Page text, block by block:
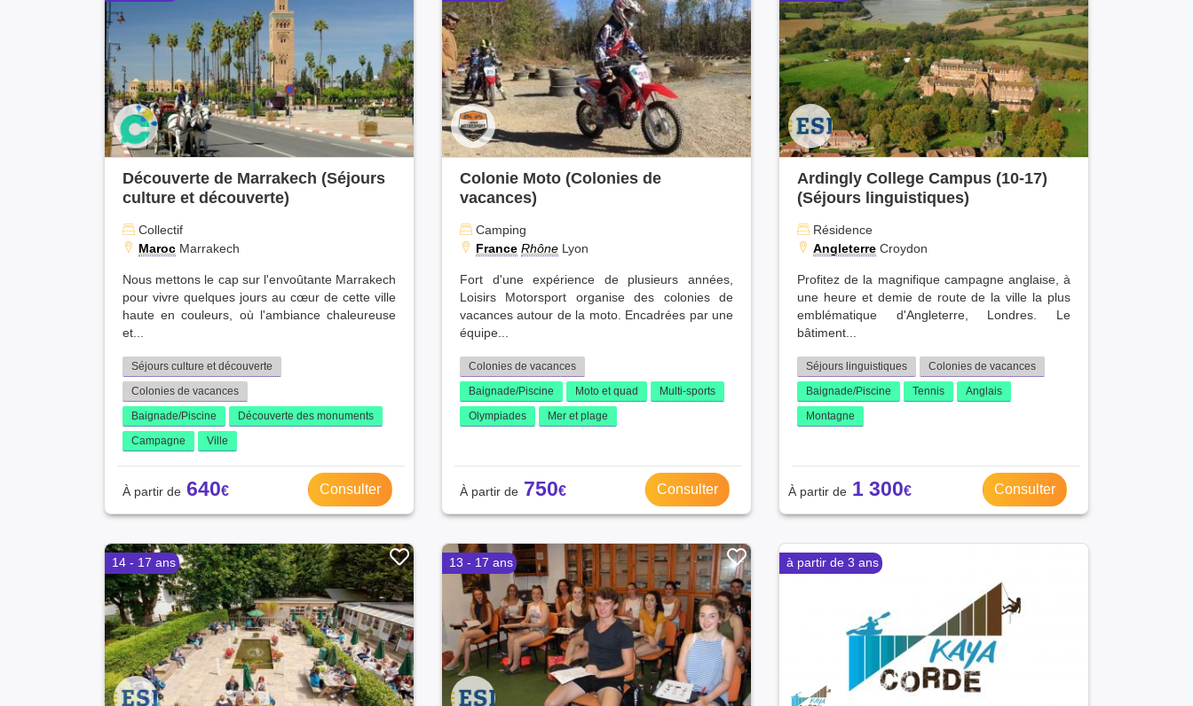
Paris (1)
Vaucluse (1)
Découverte de Marrakech (Séjours
culture et découverte)
Collectif
Maroc Marrakech
Nous mettons le cap sur l'envoûtante Marrakech
pour vivre quelques jours au cœur de cette ville
haute en couleurs, où l'ambiance chaleureuse
et...
Séjours culture et découverte
Colonies de vacances
Baignade/Piscine
Découverte des monuments
Campagne
Ville
640 Consulter
Colonie Moto (Colonies de
vacances)
Camping
France Rhône Lyon
Fort d'une expérience de plusieurs années,
Loisirs Motorsport organise des colonies de
vacances autour de la moto. Encadrées par une
équipe...
Colonies de vacances
Baignade/Piscine
Moto et quad
Multi-sports
Olympiades
Mer et plage
750 Consulter
Ardingly College Campus (10-17)
(Séjours linguistiques)
Résidence
Angleterre Croydon
Profitez de la magnifique campagne anglaise, à
une heure et demie de route de la ville la plus
emblématique d'Angleterre, Londres. Le
bâtiment...
Séjours linguistiques
Colonies de vacances
Baignade/Piscine
Tennis
Anglais
Montagne
1 300 Consulter
14 - 17 ans 13 - 17 ans à partir de 3 ans